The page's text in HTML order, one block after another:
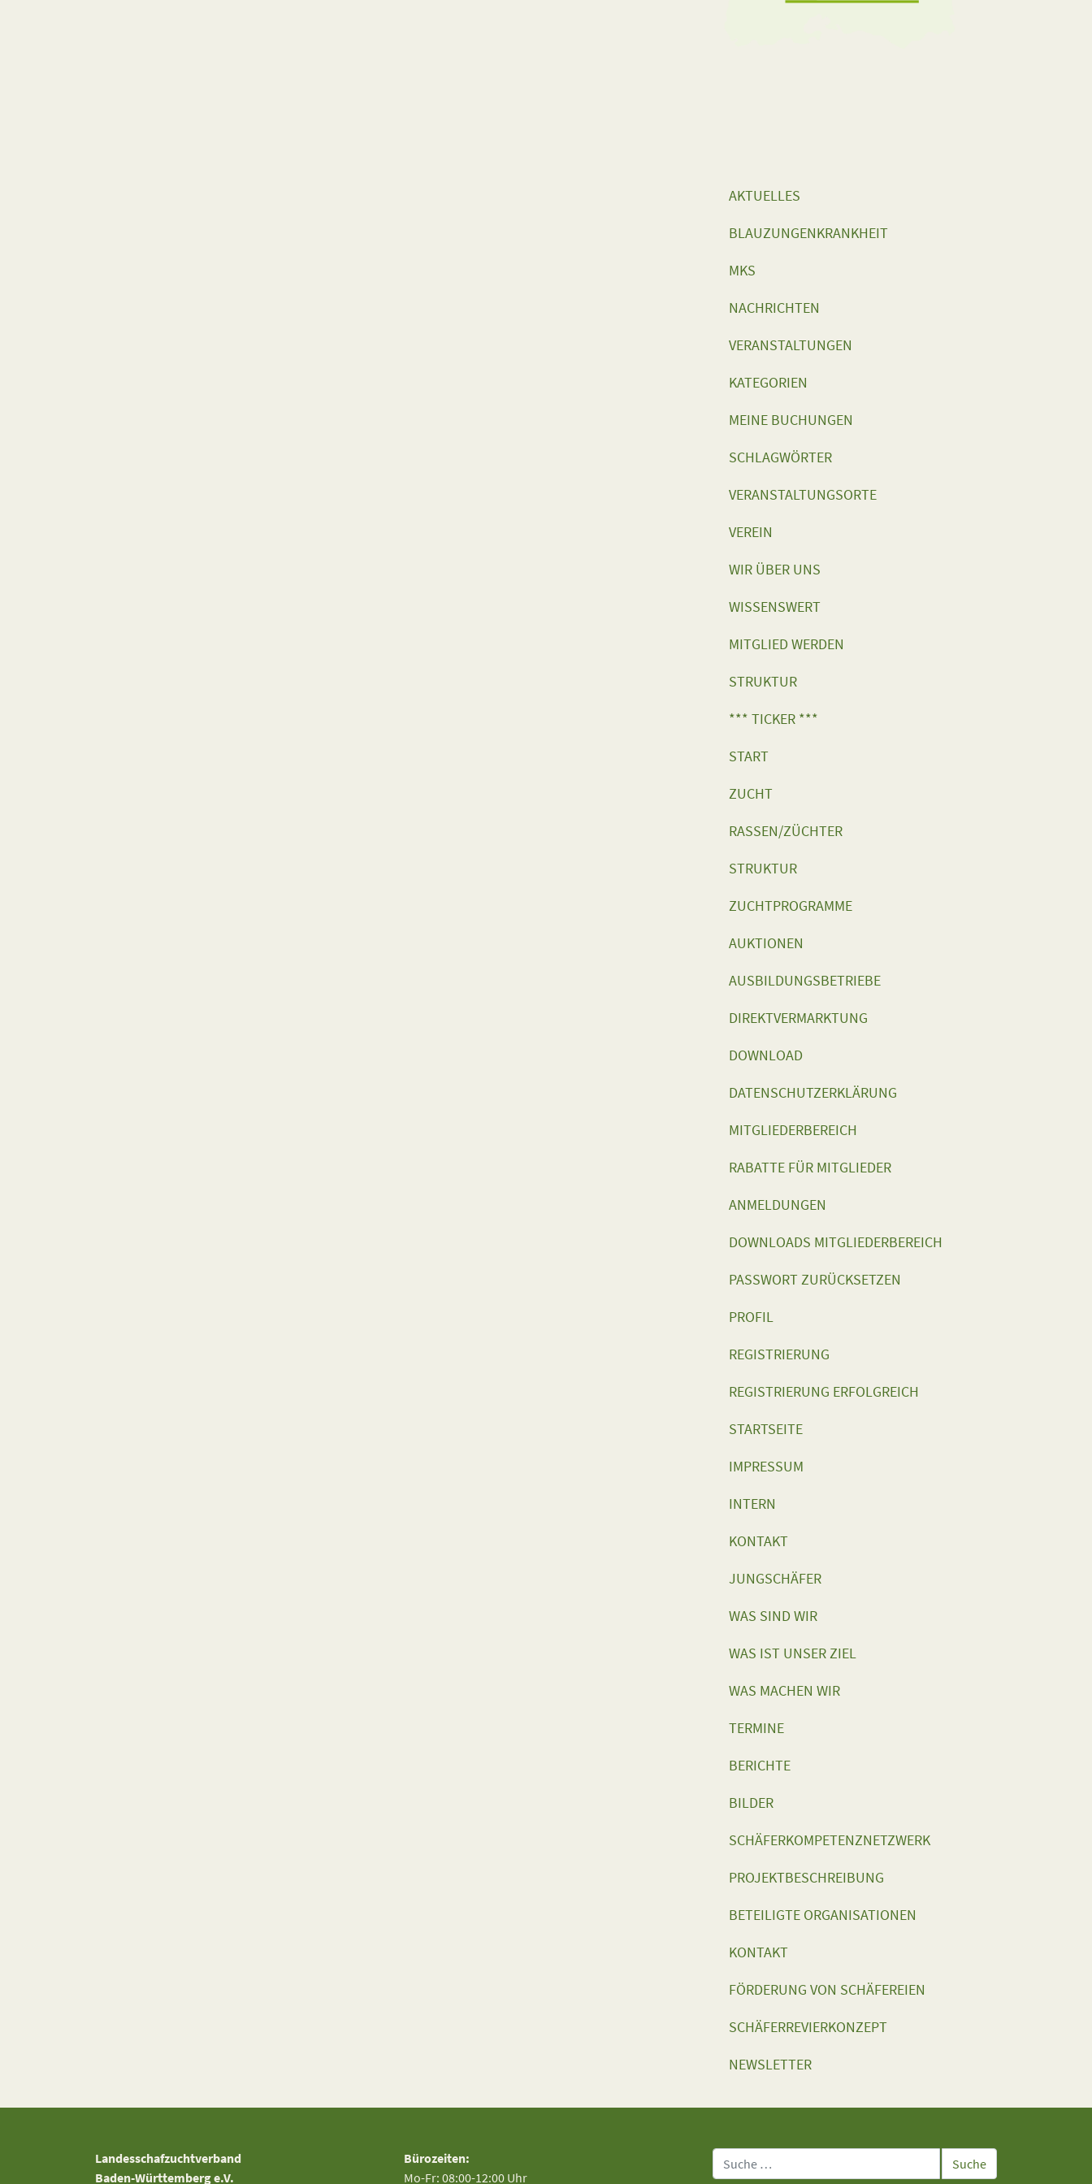
AKTUELLES
BLAUZUNGENKRANKHEIT
MKS
NACHRICHTEN
VERANSTALTUNGEN
KATEGORIEN
MEINE BUCHUNGEN
SCHLAGWÖRTER
VERANSTALTUNGSORTE
VEREIN
WIR ÜBER UNS
WISSENSWERT
MITGLIED WERDEN
STRUKTUR
*** TICKER ***
START
ZUCHT
RASSEN/ZÜCHTER
STRUKTUR
ZUCHTPROGRAMME
AUKTIONEN
AUSBILDUNGSBETRIEBE
DIREKTVERMARKTUNG
DOWNLOAD
DATENSCHUTZERKLÄRUNG
MITGLIEDERBEREICH
RABATTE FÜR MITGLIEDER
ANMELDUNGEN
DOWNLOADS MITGLIEDERBEREICH
PASSWORT ZURÜCKSETZEN
PROFIL
REGISTRIERUNG
REGISTRIERUNG ERFOLGREICH
STARTSEITE
IMPRESSUM
INTERN
KONTAKT
JUNGSCHÄFER
WAS SIND WIR
WAS IST UNSER ZIEL
WAS MACHEN WIR
TERMINE
BERICHTE
BILDER
SCHÄFERKOMPETENZNETZWERK
PROJEKTBESCHREIBUNG
BETEILIGTE ORGANISATIONEN
KONTAKT
FÖRDERUNG VON SCHÄFEREIEN
SCHÄFERREVIERKONZEPT
NEWSLETTER
Landesschafzuchtverband
Baden-Württemberg e.V.
Bürozeiten:
Mo-Fr: 08:00-12:00 Uhr
Suche